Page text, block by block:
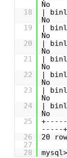
18
|
19
|
20
|
21
|
22
|
23
|
24
|
25
-----+
26
20
27
28
mysql>